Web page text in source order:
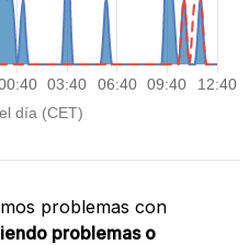
problemas con
problemas o